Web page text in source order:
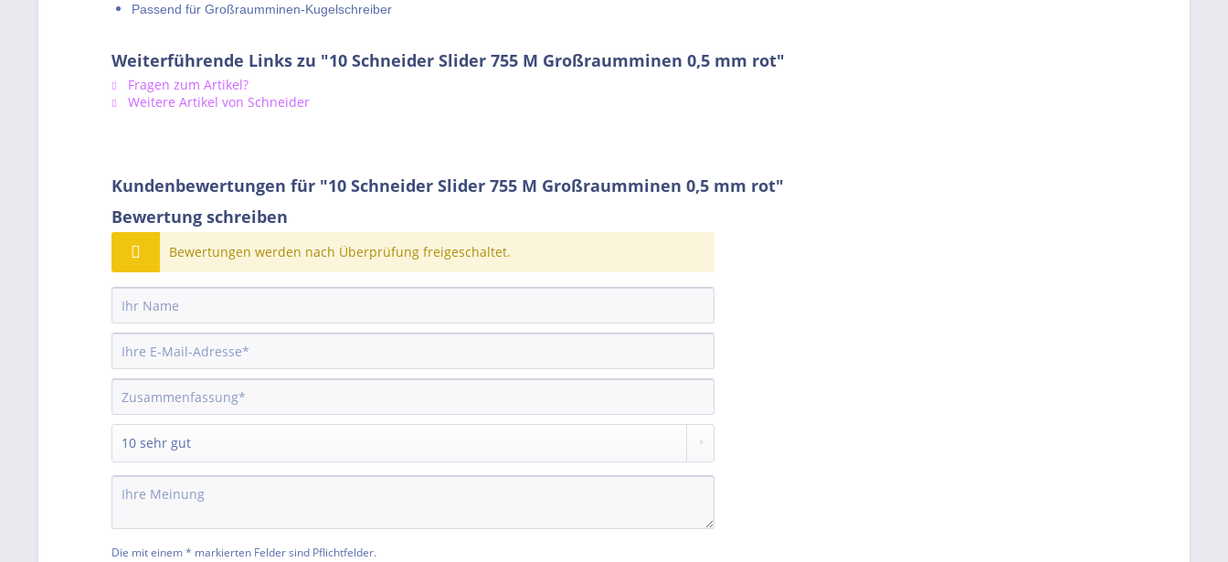
Passend für Großraumminen-Kugelschreiber
Weiterführende Links zu "10 Schneider Slider 755 M Großraumminen 0,5 mm rot"
Fragen zum Artikel?
Weitere Artikel von Schneider
Kundenbewertungen für "10 Schneider Slider 755 M Großraumminen 0,5 mm rot"
Bewertung schreiben
Bewertungen werden nach Überprüfung freigeschaltet.
Die mit einem * markierten Felder sind Pflichtfelder.